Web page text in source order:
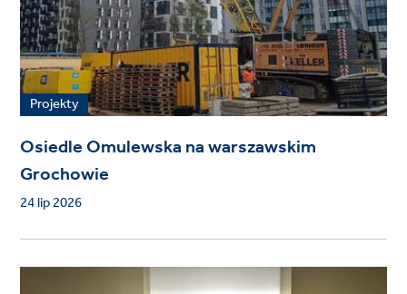
Projekty
Osiedle Omulewska na warszawskim
Grochowie
24 lip 2026